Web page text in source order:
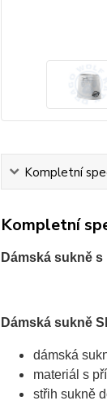
Kompletní
Kompletní
Dámská sukně
Dámská sukně
dámská
materiál s
střih sukně